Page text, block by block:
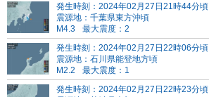
発生時刻：2024年02月27日21時44分頃
震源地：千葉県東方沖頃
M4.3
最大震度：2
発生時刻：2024年02月27日22時06分頃
震源地：石川県能登地方頃
M2.2
最大震度：1
発生時刻：2024年02月27日22時23分頃